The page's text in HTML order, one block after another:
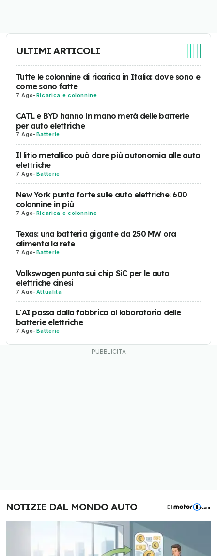
ULTIMI ARTICOLI
Tutte le colonnine di ricarica in Italia: dove sono e
come sono fatte
7 Ago-Ricarica e colonnine
CATL e BYD hanno in mano metà delle batterie
per auto elettriche
7 Ago-Batterie
Il litio metallico può dare più autonomia alle auto
elettriche
7 Ago-Batterie
New York punta forte sulle auto elettriche: 600
colonnine in più
7 Ago-Ricarica e colonnine
Texas: una batteria gigante da 250 MW ora
alimenta la rete
7 Ago-Batterie
Volkswagen punta sui chip SiC per le auto
elettriche cinesi
7 Ago-Attualità
L'AI passa dalla fabbrica al laboratorio delle
batterie elettriche
7 Ago-Batterie
NOTIZIE DAL MONDO AUTO DI